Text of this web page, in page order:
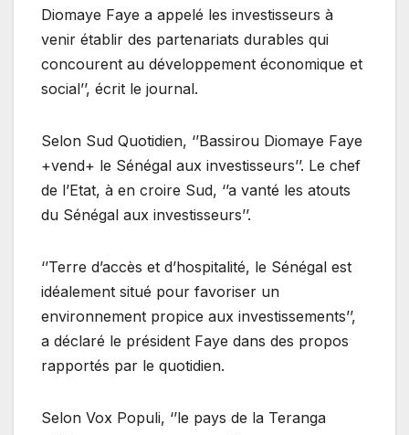
Diomaye Faye a appelé les investisseurs à
venir établir des partenariats durables qui
concourent au développement économique et
social’’, écrit le journal.
Selon Sud Quotidien, ‘’Bassirou Diomaye Faye
+vend+ le Sénégal aux investisseurs’’. Le chef
de l’Etat, à en croire Sud, ‘’a vanté les atouts
du Sénégal aux investisseurs’’.
‘’Terre d’accès et d’hospitalité, le Sénégal est
idéalement situé pour favoriser un
environnement propice aux investissements’’,
a déclaré le président Faye dans des propos
rapportés par le quotidien.
Selon Vox Populi, ‘’le pays de la Teranga